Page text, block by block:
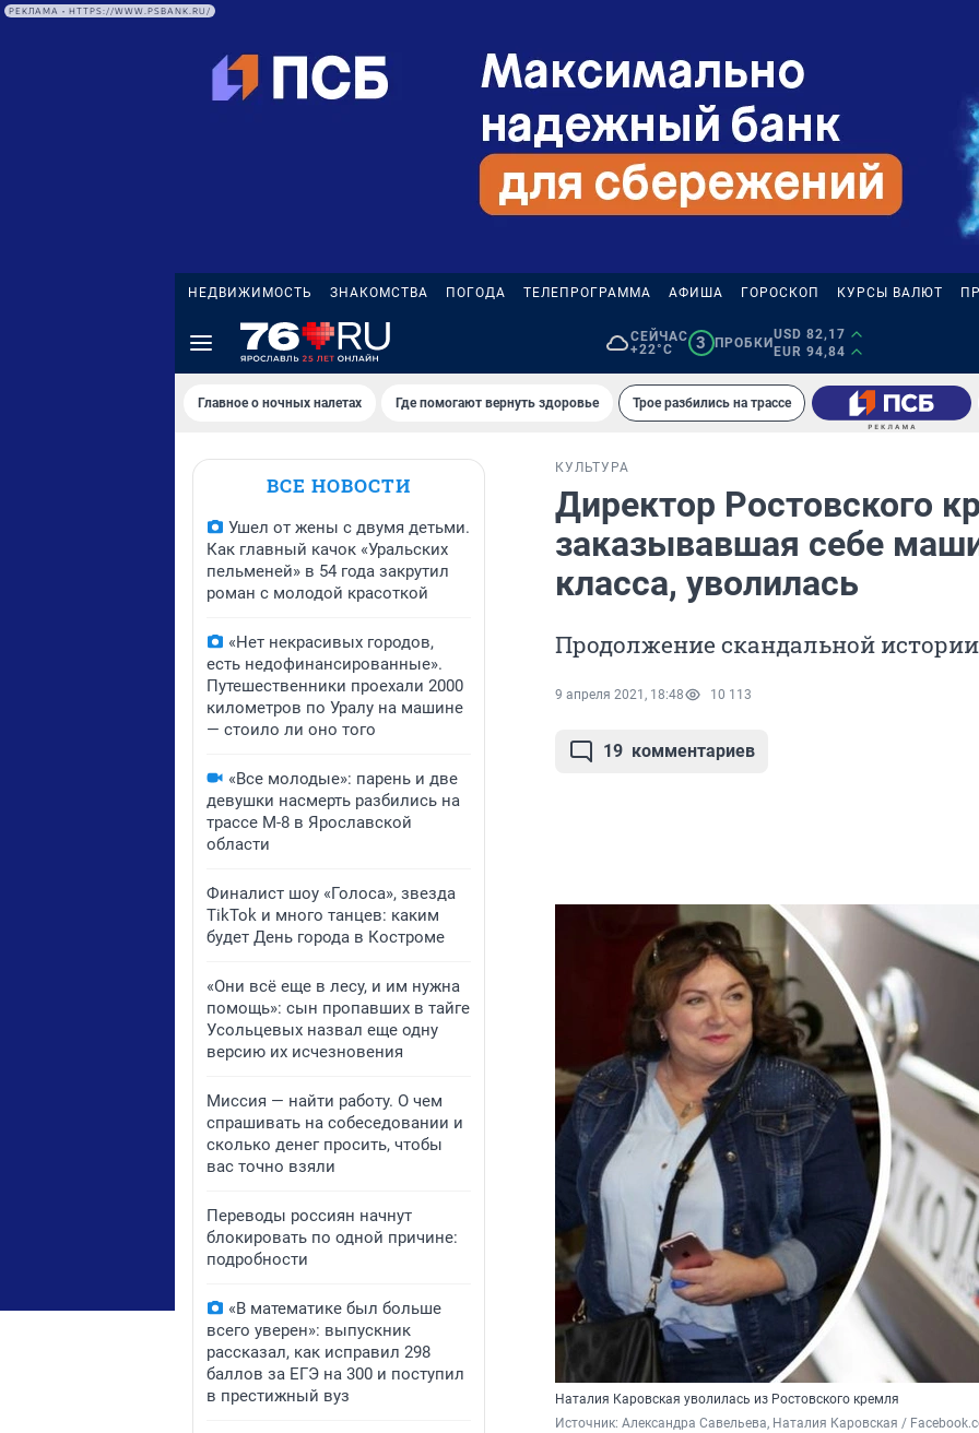
РЕКЛАМА • HTTPS://WWW.PSBANK.RU/
НЕДВИЖИМОСТЬ ЗНАКОМСТВА ПОГОДА ТЕЛЕПРОГРАММА АФИША ГОРОСКОП КУРСЫ ВАЛЮТ
СЕЙЧАС
+22°C
3 ПРОБКИ
USD 82,17
EUR 94,84
Главное о ночных налетах Где помогают вернуть здоровье Трое разбились на трассе
ВСЕ НОВОСТИ
Ушел от жены с двумя детьми.
Как главный качок «Уральских
пельменей» в 54 года закрутил
роман с молодой красоткой
«Нет некрасивых городов,
есть недофинансированные».
Путешественники проехали 2000
километров по Уралу на машине
— стоило ли оно того
«Все молодые»: парень и две
девушки насмерть разбились на
трассе М-8 в Ярославской
области
Финалист шоу «Голоса», звезда
TikTok и много танцев: каким
будет День города в Костроме
«Они всё еще в лесу, и им нужна
помощь»: сын пропавших в тайге
Усольцевых назвал еще одну
версию их исчезновения
Миссия — найти работу. О чем
спрашивать на собеседовании и
сколько денег просить, чтобы
вас точно взяли
Переводы россиян начнут
блокировать по одной причине:
подробности
«В математике был больше
всего уверен»: выпускник
рассказал, как исправил 298
баллов за ЕГЭ на 300 и поступил
в престижный вуз
КУЛЬТУРА
Директор Ростовского
заказывавшая себе
класса, уволилась
Продолжение скандальной
9 апреля 2021, 18:48 10 113
19 комментариев
Наталия Каровская уволилась из Ростовского кремля
Источник: Александра Савельева, Наталия Каровская /